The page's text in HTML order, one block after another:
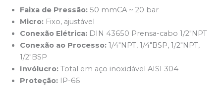
Faixa de Pressão: 50 mmCA ~ 20 bar
Micro: Fixo, ajustável
Conexão Elétrica: DIN 43650 Prensa-cabo 1/2″NPT
Conexão ao Processo: 1/4″NPT, 1/4″BSP, 1/2″NPT,
1/2″BSP
Invólucro: Total em aço inoxidável AISI 304
Proteção: IP-66